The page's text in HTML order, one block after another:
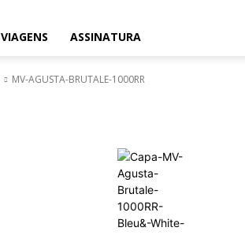
VIAGENS ASSINATURA
MV-AGUSTA-BRUTALE-1000RR